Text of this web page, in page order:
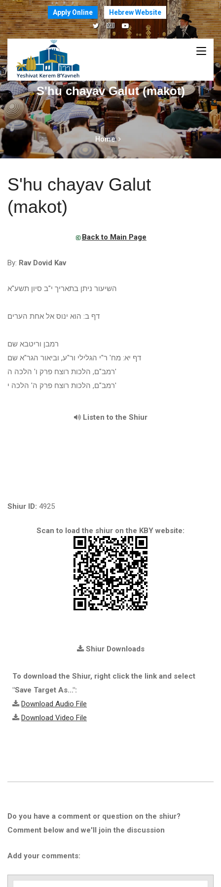
Apply Online Hebrew Website
S'hu chayav Galut (makot)
Home
S'hu chayav Galut
(makot)
Back to Main Page
By: Rav Dovid Kav
השיעור ניתן בתאריך י"ב סיון תשע"א
דף ב: הוא ינוס אל אחת הערים
רמבן וריטבא שם
דף יא: מח' ר"י הגלילי ור"ע, וביאור הגר"א שם
רמב"ם, הלכות רוצח פרק ו' הלכה ה'
רמב"ם, הלכות רוצח פרק ה' הלכה י'
Listen to the Shiur
Shiur ID: 4925
Scan to load the shiur on the KBY website:
Shiur Downloads
To download the Shiur, right click the link and select
"Save Target As...":
Download Audio File
Download Video File
Do you have a comment or question on the shiur?
Comment below and we'll join the discussion
Add your comments: